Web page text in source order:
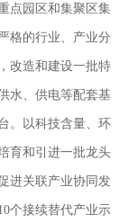
点园区和集聚区集
格的行业、产业分
改造和建设一批特
水、供电等配套基
。以科技含量、环
育和引进一批龙头
进关联产业协同发
个接续替代产业示